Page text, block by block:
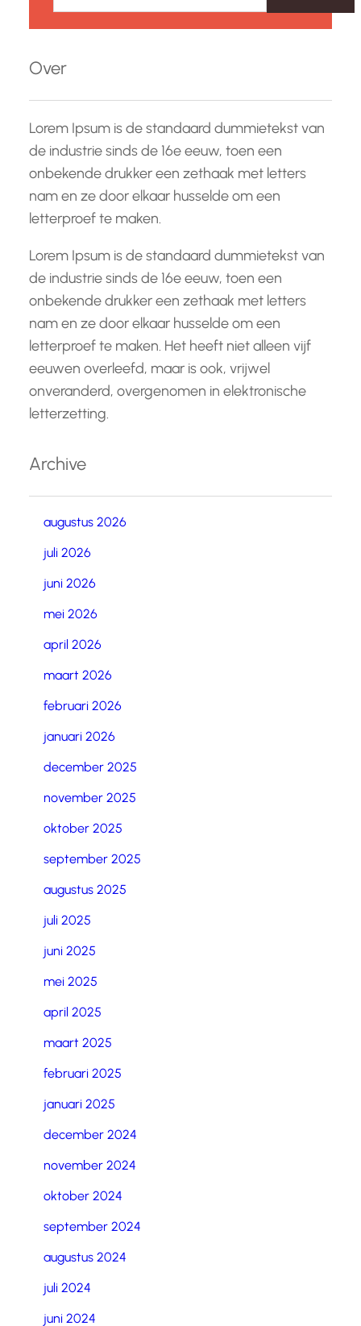
k
n
Over
Lorem Ipsum is de standaard dummietekst van
de industrie sinds de 16e eeuw, toen een
onbekende drukker een zethaak met letters
nam en ze door elkaar husselde om een
letterproef te maken.
Lorem Ipsum is de standaard dummietekst van
de industrie sinds de 16e eeuw, toen een
onbekende drukker een zethaak met letters
nam en ze door elkaar husselde om een
letterproef te maken. Het heeft niet alleen vijf
eeuwen overleefd, maar is ook, vrijwel
onveranderd, overgenomen in elektronische
letterzetting.
Archive
augustus 2026
juli 2026
juni 2026
mei 2026
april 2026
maart 2026
februari 2026
januari 2026
december 2025
november 2025
oktober 2025
september 2025
augustus 2025
juli 2025
juni 2025
mei 2025
april 2025
maart 2025
februari 2025
januari 2025
december 2024
november 2024
oktober 2024
september 2024
augustus 2024
juli 2024
juni 2024